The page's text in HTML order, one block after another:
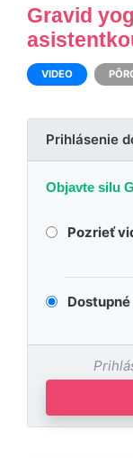
Gravid
VIDEO
Prihlásenie
Objavte silu
Pozrieť